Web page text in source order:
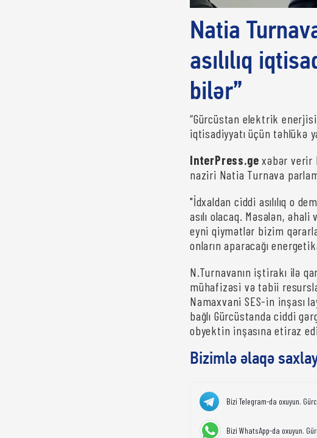
Natia
asılılıq
bilər”
“Gürcüstan elektrik
iqtisadiyyatı üçün təhlükə
InterPress.ge xəbər verir
naziri Natia Turnava
"İdxaldan ciddi asılılıq o
asılı olacaq. Məsələn,
eyni qiymətlər bizim
onların aparacağı
N.Turnavanın iştirakı ilə
mühafizəsi və təbii
Namaxvani SES-in inşası
bağlı Gürcüstanda ciddi
obyektin inşasına etiraz
Bizimlə əlaqə
Bizi Telegram-da oxuyun.
Bizi WhatsApp-da oxuyun.